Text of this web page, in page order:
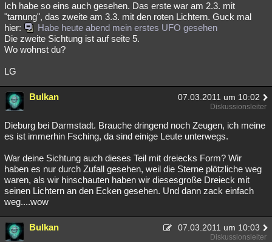
Ich habe so eins auch gesehen. Das erste war am 2.3. mit
"tarnung", das zweite am 3.3. mit den roten Lichtern. Guck mal
hier:
Habe heute abend mein erstes UFO gesehen
Die zweite Sichtung ist auf seite 5.
Wo wohnst du?
LG
Bulkan 07.03.2011 um 10:02
Diskussionsleiter
Dieburg bei Darmstadt. Brauche dringend noch Zeugen, ich meine
es ist immerhin Fsching, da sind einige Leute unterwegs.
War deine Sichtung auch dieses Teil mit dreiecks Form? Wir
haben es nur durch Zufall gesehen, weil die Sterne plötzliche weg
waren, als wir hinschauten haben wir diesesgroße Dreieck mit
seinen Lichtern an den Ecken gesehen. Und dann zack einfach
weg....wow
Bulkan 07.03.2011 um 10:03
Diskussionsleiter